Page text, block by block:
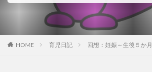
HOME 育児日記 回想：妊娠～生後５か月